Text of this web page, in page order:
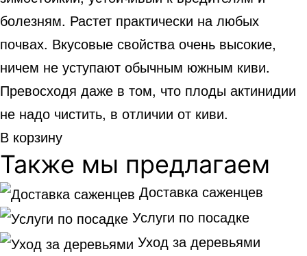
болезням. Растет практически на любых
почвах. Вкусовые свойства очень высокие,
ничем не уступают обычным южным киви.
Превосходя даже в том, что плоды актинидии
не надо чистить, в отличии от киви.
В корзину
Также мы предлагаем
Доставка саженцев
Услуги по посадке
Уход за деревьями